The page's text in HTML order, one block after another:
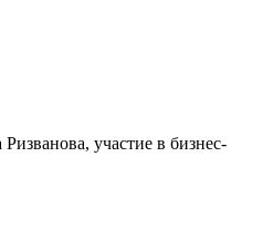
Ризванова, участие в бизнес-